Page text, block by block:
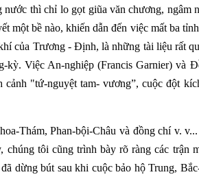
thì chỉ lo gọt giũa văn chương, ngâm
một bề nào, khiến dẫn đến việc mất ba
của Trương - Định, là những tài liệu rất
Việc An-nghiệp (Francis Garnier) và
"tứ-nguyệt tam- vương”, cuộc đột
Thám, Phan-bội-Châu và đồng chí v.
tôi cũng trình bày rõ ràng các trận
dừng bút sau khi cuộc bảo hộ Trung,